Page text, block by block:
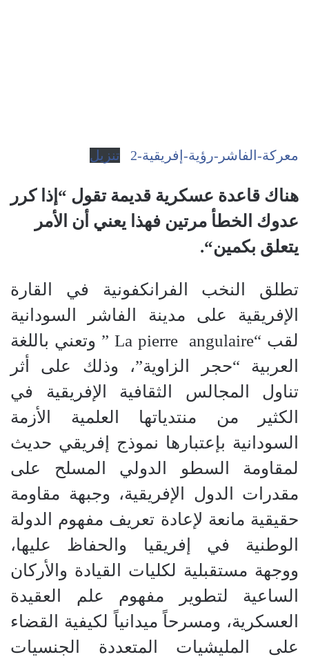
معركة-الفاشر-رؤية-إفريقية-2 تنزيل
هناك قاعدة عسكرية قديمة تقول “إذا كرر
عدوك الخطأ مرتين فهذا يعني أن الأمر
يتعلق بكمين“.
تطلق النخب الفرانكفونية في القارة
الإفريقية على مدينة الفاشر السودانية
لقب “La pierre angulaire ” وتعني باللغة
العربية “حجر الزاوية”، وذلك على أثر
تناول المجالس الثقافية الإفريقية في
الكثير من منتدياتها العلمية الأزمة
السودانية بإعتبارها نموذج إفريقي حديث
لمقاومة السطو الدولي المسلح على
مقدرات الدول الإفريقية، وجبهة مقاومة
حقيقية مانعة لإعادة تعريف مفهوم الدولة
الوطنية في إفريقيا والحفاظ عليها،
ووجهة مستقبلية لكليات القيادة والأركان
الساعية لتطوير مفهوم علم العقيدة
العسكرية، ومسرحاً ميدانياً لكيفية القضاء
على المليشيات المتعددة الجنسيات